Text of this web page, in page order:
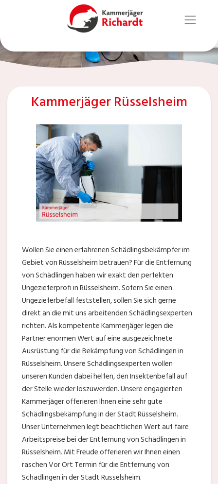
Kammerjäger Rüsselsheim
Wollen Sie einen erfahrenen Schädlingsbekämpfer im
Gebiet von Rüsselsheim betrauen? Für die Entfernung
von Schädlingen haben wir exakt den perfekten
Ungezieferprofi in Rüsselsheim. Sofern Sie einen
Ungezieferbefall feststellen, sollen Sie sich gerne
direkt an die mit uns arbeitenden Schädlingsexperten
richten. Als kompetente Kammerjäger legen die
Partner enormen Wert auf eine ausgezeichnete
Ausrüstung für die Bekämpfung von Schädlingen in
Rüsselsheim. Unsere Schädlingsexperten wollen
unseren Kunden dabei helfen, den Insektenbefall auf
der Stelle wieder loszuwerden. Unsere engagierten
Kammerjäger offerieren Ihnen eine sehr gute
Schädlingsbekämpfung in der Stadt Rüsselsheim.
Unser Unternehmen legt beachtlichen Wert auf faire
Arbeitspreise bei der Entfernung von Schädlingen in
Rüsselsheim. Mit Freude offerieren wir Ihnen einen
raschen Vor Ort Termin für die Entfernung von
Schädlingen in der Stadt Rüsselsheim.